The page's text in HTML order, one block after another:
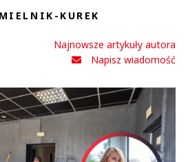
KUREK
Najnowsze artykuły autora
Napisz wiadomość